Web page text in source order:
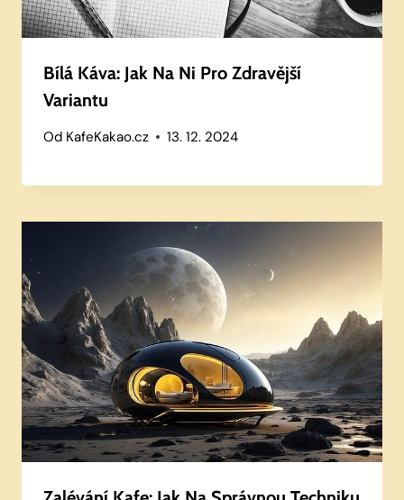
Bílá Káva: Jak Na Ni Pro Zdravější
Variantu
Od KafeKakao.cz 13. 12. 2024